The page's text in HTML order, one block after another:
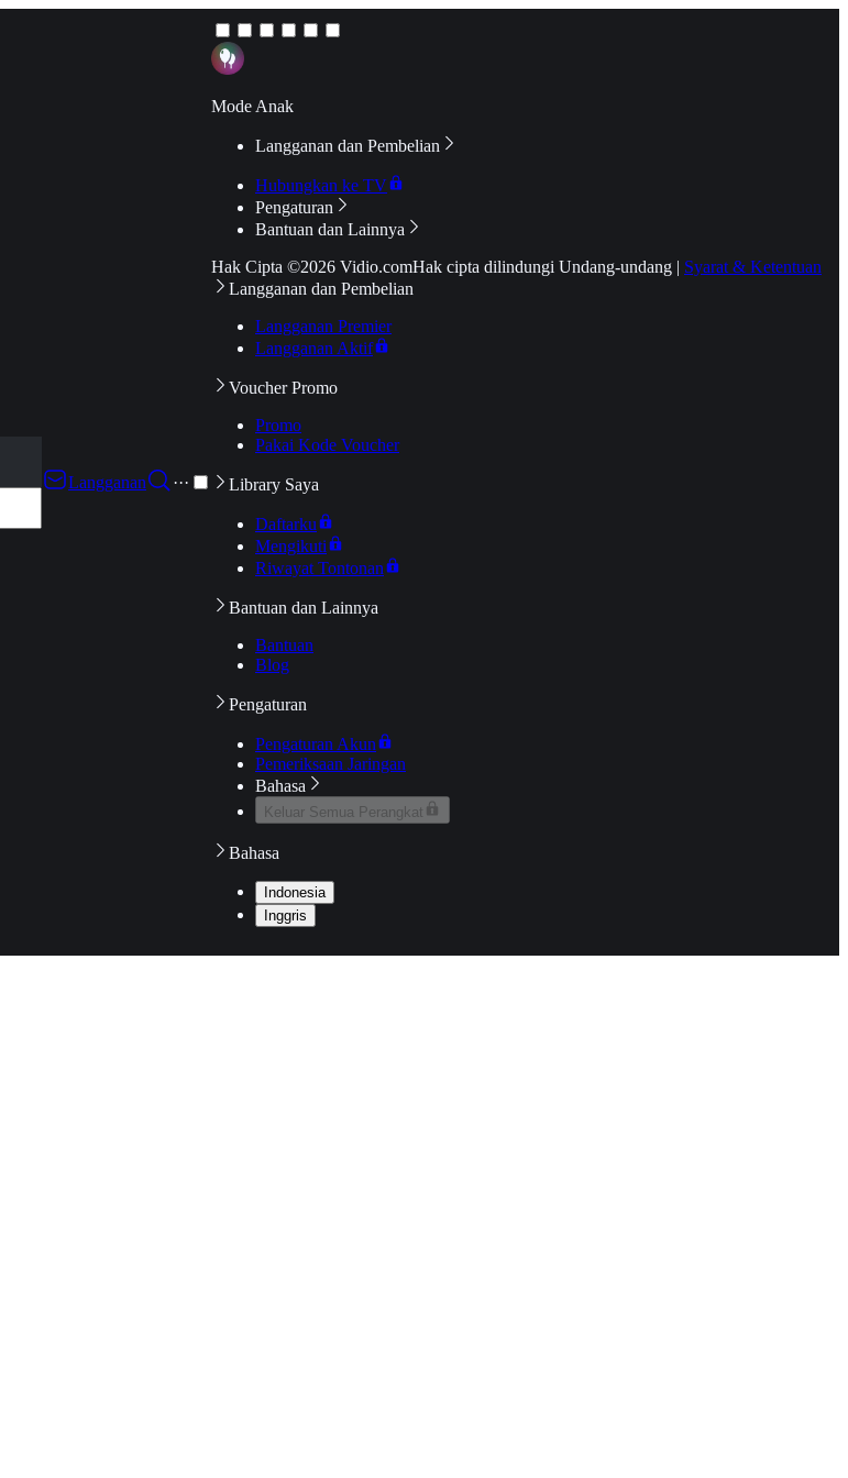
Langganan
···
Mode Anak
Langganan dan Pembelian
Hubungkan ke TV
Pengaturan
Bantuan dan Lainnya
Hak Cipta ©2026 Vidio.comHak cipta dilindungi Undang-undang | Syarat & Ketentuan
Langganan dan Pembelian
Langganan Premier
Langganan Aktif
Voucher Promo
Promo
Pakai Kode Voucher
Library Saya
Daftarku
Mengikuti
Riwayat Tontonan
Bantuan dan Lainnya
Bantuan
Blog
Pengaturan
Pengaturan Akun
Pemeriksaan Jaringan
Bahasa
Keluar Semua Perangkat
Bahasa
Indonesia
Inggris